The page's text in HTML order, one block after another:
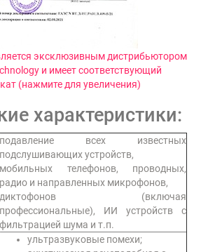
характеристики:
подавление всех известных
подслушивающих устройств,
мобильных телефонов, проводных,
радио и направленных микрофонов,
диктофонов (включая
профессиональные), ИИ устройств с
фильтрацией шума и т.п.
ультразвуковые помехи;